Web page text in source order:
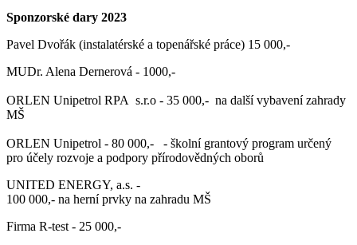
Sponzorské dary 2023
Pavel Dvořák (instalatérské a topenářské práce) 15 000,-
MUDr. Alena Dernerová - 1000,-
ORLEN Unipetrol RPA s.r.o - 35 000,- na další vybavení zahrady
MŠ
ORLEN Unipetrol - 80 000,- - školní grantový program určený
pro účely rozvoje a podpory přírodovědných oborů
UNITED ENERGY, a.s. -
100 000,- na herní prvky na zahradu MŠ
Firma R-test - 25 000,-